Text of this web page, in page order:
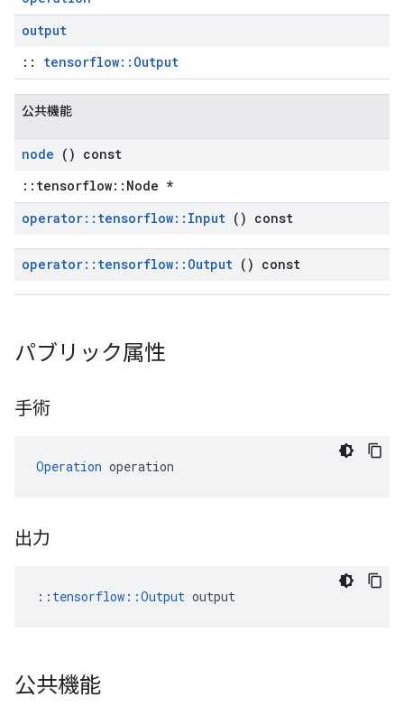
output
:: tensorflow::Output
公共機能
node () const
::tensorflow::Node *
operator:: tensorflow:: Input () const
operator:: tensorflow:: Output () const
パブリック属性
手術
Operation operation
出力
:: tensorflow::Output output
公共機能